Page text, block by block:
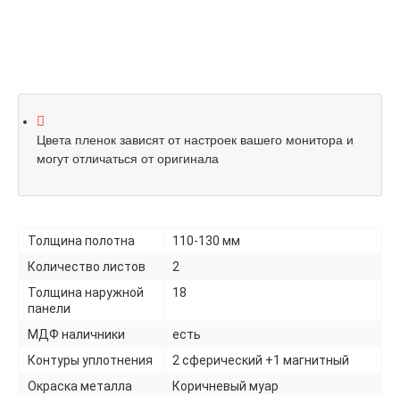
Цвета пленок зависят от настроек вашего монитора и
могут отличаться от оригинала
Толщина полотна
110-130 мм
Количество листов
2
Толщина наружной
панели
18
МДФ наличники
есть
Контуры уплотнения
2 сферический +1 магнитный
Окраска металла
Коричневый муар